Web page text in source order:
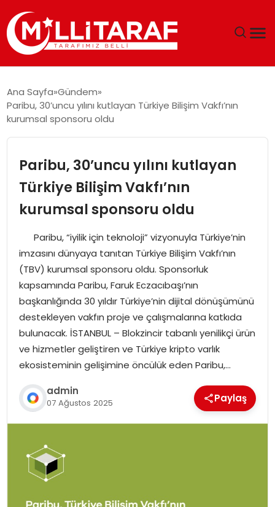
ÖZEL SAYFALAR
SPOR
SIYASET
MAGAZIN
Ana Sayfa Gündem
Paribu, 30’uncu yılını kutlayan Türkiye Bilişim Vakfı’nın
kurumsal sponsoru oldu
Paribu, 30’uncu yılını kutlayan
Türkiye Bilişim Vakfı’nın
kurumsal sponsoru oldu
Paribu, “iyilik için teknoloji” vizyonuyla Türkiye’nin
imzasını dünyaya tanıtan Türkiye Bilişim Vakfı’nın
(TBV) kurumsal sponsoru oldu. Sponsorluk
kapsamında Paribu, Faruk Eczacıbaşı’nın
başkanlığında 30 yıldır Türkiye’nin dijital dönüşümünü
destekleyen vakfın proje ve çalışmalarına katkıda
bulunacak. İSTANBUL – Blokzincir tabanlı yenilikçi ürün
ve hizmetler geliştiren ve Türkiye kripto varlık
ekosisteminin gelişimine öncülük eden Paribu,…
admin
07 Ağustos 2025 Paylaş